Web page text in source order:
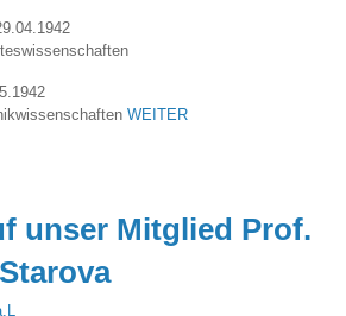
WEITER
unser Mitglied Prof.